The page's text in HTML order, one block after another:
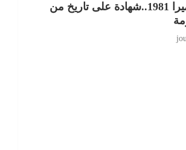
انتفاضة الكوميرا 1981..شهادة على تاريخ من